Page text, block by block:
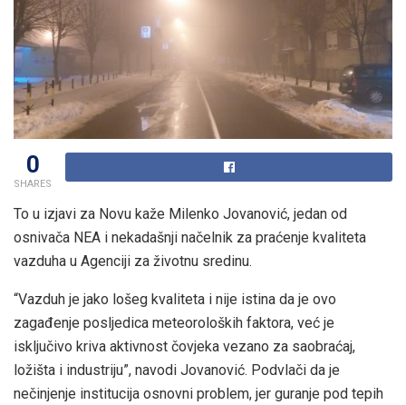
0
SHARES
To u izjavi za Novu kaže Milenko Jovanović, jedan od
osnivača NEA i nekadašnji načelnik za praćenje kvaliteta
vazduha u Agenciji za životnu sredinu.
“Vazduh je jako lošeg kvaliteta i nije istina da je ovo
zagađenje posljedica meteoroloških faktora, već je
isključivo kriva aktivnost čovjeka vezano za saobraćaj,
ložišta i industriju”, navodi Jovanović. Podvlači da je
nečinjenje institucija osnovni problem, jer guranje pod tepih